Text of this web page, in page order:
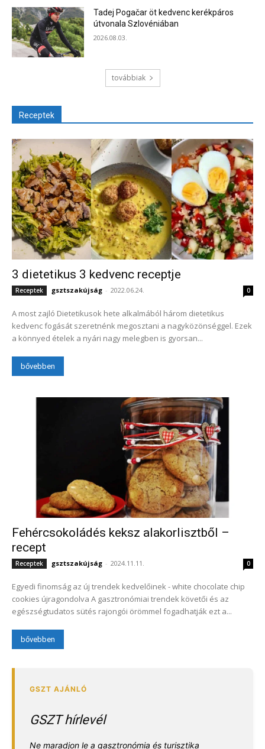
Tadej Pogačar öt kedvenc kerékpáros
útvonala Szlovéniában
2026.08.03.
továbbiak
Receptek
3 dietetikus 3 kedvenc receptje
Receptek gsztszakújság - 2022.06.24. 0
A most zajló Dietetikusok hete alkalmából három dietetikus
kedvenc fogását szeretnénk megosztani a nagyközönséggel. Ezek
a könnyed ételek a nyári nagy melegben is gyorsan...
bővebben
Fehércsokoládés keksz alakorlisztből –
recept
Receptek gsztszakújság - 2024.11.11. 0
Egyedi finomság az új trendek kedvelőinek - white chocolate chip
cookies újragondolva A gasztronómiai trendek követői és az
egészségtudatos sütés rajongói örömmel fogadhatják ezt a...
bővebben
GSZT hírlevél
Ne maradjon le a gasztronómia és turisztika